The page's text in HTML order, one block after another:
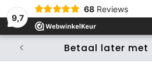
9,7
68 Reviews
naar de
content
Betaal later met